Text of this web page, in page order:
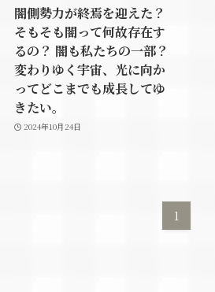
闇側勢力が終焉を迎えた？
そもそも闇って何故存在す
るの？ 闇も私たちの一部？
変わりゆく宇宙、光に向か
ってどこまでも成長してゆ
きたい。
2024年10月24日
1